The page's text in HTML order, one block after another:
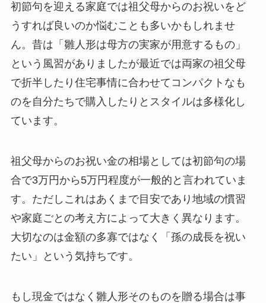
初節句を迎える家庭では祖父母からのお祝いをど
うすれば良いのか悩むことも多いかもしれませ
ん。昔は「雛人形は母方の実家が用意するもの」
という風習がありましたが最近では両家の祖父母
で折半したり住宅事情に合わせてコンパクトなも
のを自分たちで購入したりとスタイルは多様化し
ています。
祖父母からのお祝い金の相場としては初節句の場
合で3万円から5万円程度が一般的と言われていま
す。ただしこれはあくまで目安であり地域の慣習
や家庭ごとの考え方によって大きく異なります。
大切なのは金額の多寡ではなく「孫の成長を祝い
たい」という気持ちです。
もし現金ではなく雛人形そのものを贈る場合は事